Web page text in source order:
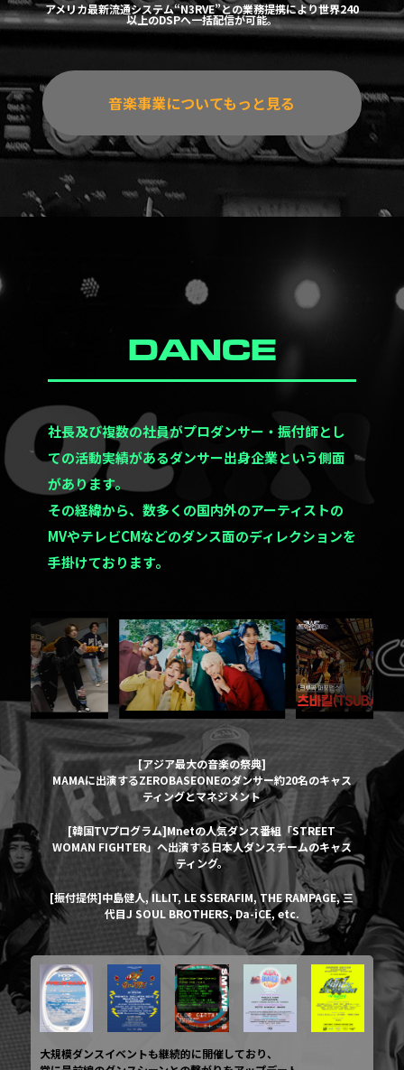
アメリカ最新流通システム“N3RVE”との業務提携により世界240
以上のDSPへ一括配信が可能。
音楽事業についてもっと見る
DANCE
社長及び複数の社員がプロダンサー・振付師とし
ての活動実績があるダンサー出身企業という側面
があります。
その経緯から、数多くの国内外のアーティストの
MVやテレビCMなどのダンス面のディレクションを
手掛けております。
[アジア最大の音楽の祭典]
MAMAに出演するZEROBASEONEのダンサー約20名のキャス
ティングとマネジメント
[韓国TVプログラム]Mnetの人気ダンス番組「STREET
WOMAN FIGHTER」へ出演する日本人ダンスチームのキャス
ティング。
[振付提供]中島健人, ILLIT, LE SSERAFIM, THE RAMPAGE, 三
代目J SOUL BROTHERS, Da-iCE, etc.
大規模ダンスイベントも継続的に開催しており、